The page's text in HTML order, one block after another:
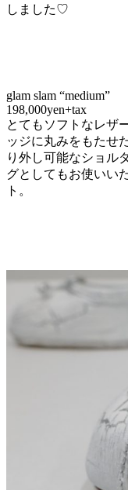
しました♡
glam slam “medium”
198,000yen+tax
とてもソフトなレザ
ッジに丸みをもたせ
り外し可能なショル
グとしてもお使いい
ト。